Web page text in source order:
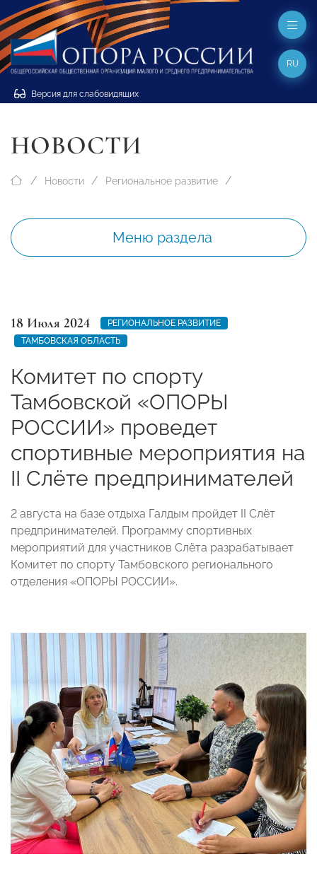
Версия для слабовидящих
RU
НОВОСТИ
Новости Региональное развитие
Меню раздела
18 Июля 2024
РЕГИОНАЛЬНОЕ РАЗВИТИЕ
ТАМБОВСКАЯ ОБЛАСТЬ
Комитет по спорту
Тамбовской «ОПОРЫ
РОССИИ» проведет
спортивные мероприятия на
II Слёте предпринимателей
2 августа на базе отдыха Галдым пройдет II Слёт
предпринимателей. Программу спортивных
мероприятий для участников Слёта разрабатывает
Комитет по спорту Тамбовского регионального
отделения «ОПОРЫ РОССИИ».